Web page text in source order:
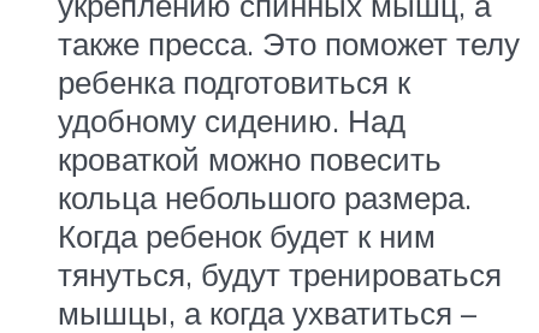
также пресса. Это поможет телу
ребенка подготовиться к
удобному сидению. Над
кроваткой можно повесить
кольца небольшого размера.
Когда ребенок будет к ним
тянуться, будут тренироваться
мышцы, а когда ухватиться –